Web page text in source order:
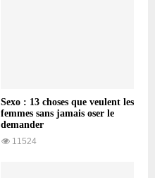
Sexo : 13 choses que veulent les
femmes sans jamais oser le
demander
11524